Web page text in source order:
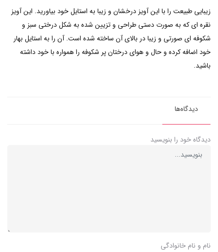
زیبایی طبیعت را با این آویز درخشان و زیبا به استایل خود بیاورید. این آویز
نقره ای که به صورت دستی طراحی و تزیین شده به شکل درختی سبز و
شکوفه ای صورتی و زیبا در بالای آن ساخته شده است. آن را به استایل بهار
خود اضافه کرده و حال و هوای درختان پر شکوفه را همواره با خود داشته
باشید.
دیدگاه‌ها
دیدگاه خود را بنویسید
نام و نام خانوادگی